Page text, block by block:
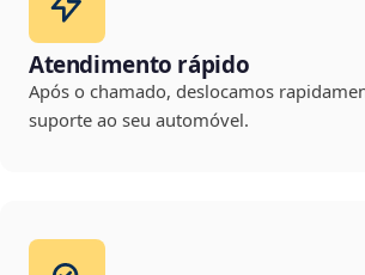
Atendimento rápido
Após o chamado, deslocamos
suporte ao seu automóvel.